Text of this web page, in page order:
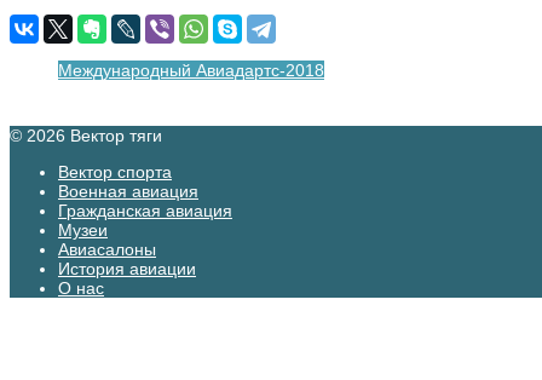
Международный Авиадартс-2018
© 2026 Вектор тяги
Вектор спорта
Военная авиация
Гражданская авиация
Музеи
Авиасалоны
История авиации
О нас